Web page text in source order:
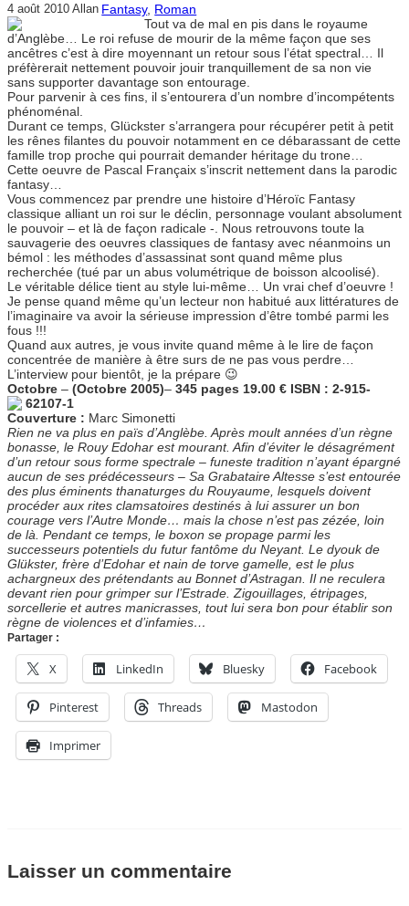
4 août 2010 Allan Fantasy, Roman
Tout va de mal en pis dans le royaume
d’Anglèbe… Le roi refuse de mourir de la même façon que ses
ancêtres c’est à dire moyennant un retour sous l’état spectral… Il
préfèrerait nettement pouvoir jouir tranquillement de sa non vie
sans supporter davantage son entourage.
Pour parvenir à ces fins, il s’entourera d’un nombre d’incompétents
phénoménal.
Durant ce temps, Glückster s’arrangera pour récupérer petit à petit
les rênes filantes du pouvoir notamment en ce débarassant de cette
famille trop proche qui pourrait demander héritage du trone…
Cette oeuvre de Pascal Françaix s’inscrit nettement dans la parodic
fantasy…
Vous commencez par prendre une histoire d’Héroïc Fantasy
classique alliant un roi sur le déclin, personnage voulant absolument
le pouvoir – et là de façon radicale -. Nous retrouvons toute la
sauvagerie des oeuvres classiques de fantasy avec néanmoins un
bémol : les méthodes d’assassinat sont quand même plus
recherchée (tué par un abus volumétrique de boisson alcoolisé).
Le véritable délice tient au style lui-même… Un vrai chef d’oeuvre !
Je pense quand même qu’un lecteur non habitué aux littératures de
l’imaginaire va avoir la sérieuse impression d’être tombé parmi les
fous !!!
Quand aux autres, je vous invite quand même à le lire de façon
concentrée de manière à être surs de ne pas vous perdre…
L’interview pour bientôt, je la prépare 😉
Octobre – (Octobre 2005)– 345 pages 19.00 € ISBN : 2-915-
62107-1
Couverture : Marc Simonetti
Rien ne va plus en païs d’Anglèbe. Après moult années d’un règne
bonasse, le Rouy Edohar est mourant. Afin d’éviter le désagrément
d’un retour sous forme spectrale – funeste tradition n’ayant épargné
aucun de ses prédécesseurs – Sa Grabataire Altesse s’est entourée
des plus éminents thanaturges du Rouyaume, lesquels doivent
procéder aux rites clamsatoires destinés à lui assurer un bon
courage vers l’Autre Monde… mais la chose n’est pas zézée, loin
de là. Pendant ce temps, le boxon se propage parmi les
successeurs potentiels du futur fantôme du Neyant. Le dyouk de
Glükster, frère d’Edohar et nain de torve gamelle, est le plus
achargneux des prétendants au Bonnet d’Astragan. Il ne reculera
devant rien pour grimper sur l’Estrade. Zigouillages, étripages,
sorcellerie et autres manicrasses, tout lui sera bon pour établir son
règne de violences et d’infamies…
Partager :
X LinkedIn Bluesky Facebook
Pinterest Threads Mastodon
Imprimer
Laisser un commentaire